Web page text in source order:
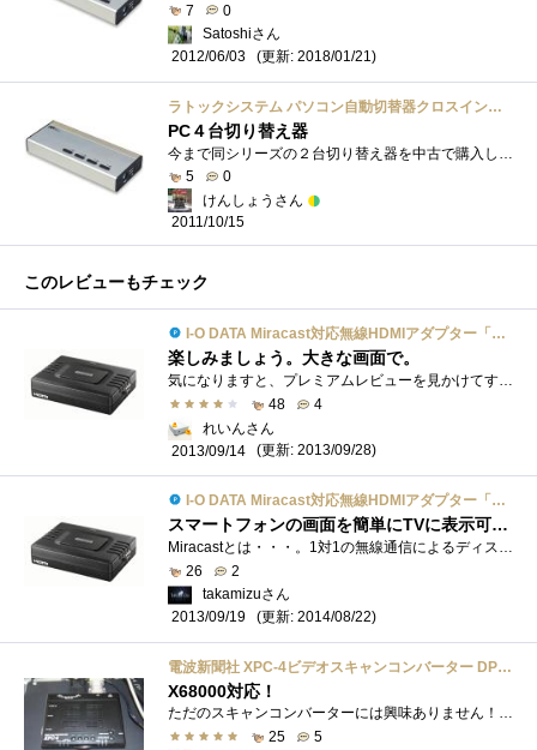
7
0
Satoshiさん
2012/06/03
(更新: 2018/01/21)
ラトックシステム パソコン自動切替器クロスインターフェイス接続DVI/Auido対応(PC4台用) REX-430XDA
PC４台切り替え器
5
0
けんしょうさん
2011/10/15
このレビューもチェック
I-O DATA Miracast対応無線HDMIアダプター「ミラプレ」 WFD-HDMI
楽しみましょう。大きな画面で。
気になりますと、プレミアムレビューを見かけてすぐに応募しました。スマートフォンの画面をテレビなどに表示させるためのアイテムが「ミラ�...
48
4
れいんさん
2013/09/14
(更新: 2013/09/28)
I-O DATA Miracast対応無線HDMIアダプター「ミラプレ」 WFD-HDMI
スマートフォンの画面を簡単にTVに表示可能に出来る機器【2014年8月22日更新】
Miracastとは・・・。1対1の無線通信によるディスプレイ伝送技術、つまり、スマートフォンの画面を無線でディスプレイに映し出す技術ことです。�...
26
2
takamizuさん
2013/09/19
(更新: 2014/08/22)
電波新聞社 XPC-4ビデオスキャンコンバーター DP3913456
X68000対応！
ただのスキャンコンバーターには興味ありません！って、事でX68000の特殊解像度が表示出来る物を探していたらまたもや電波新聞社ｗX-RGBシリーズ...
25
5